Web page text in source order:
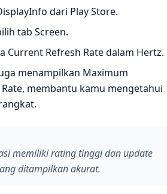
dari Play Store.
tab Screen.
Current Refresh Rate dalam Hertz.
menampilkan Maximum
membantu kamu mengetahui
memiliki rating tinggi dan update
ditampilkan akurat.